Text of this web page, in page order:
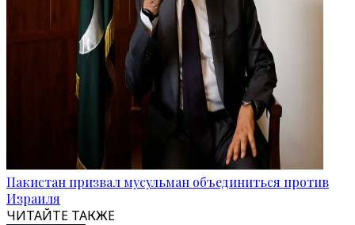
Пакистан призвал мусульман объединиться против
Израиля
ЧИТАЙТЕ ТАКЖЕ